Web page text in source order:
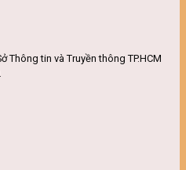
Thông tin và Truyền thông TP.HCM